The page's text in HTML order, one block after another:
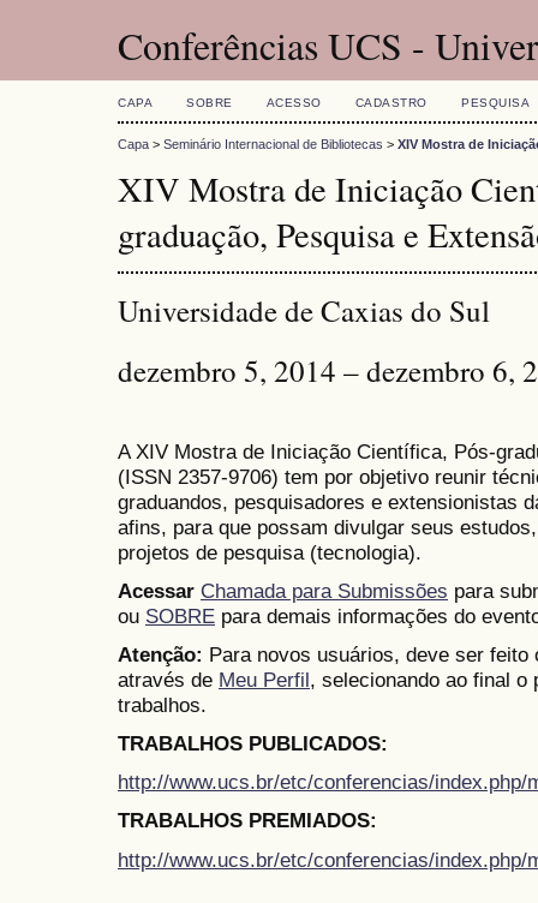
Conferências UCS -
CAPA SOBRE ACESSO CADASTRO PESQUISA
Capa > Seminário Internacional de Bibliotecas > XIV Mostra de
XIV Mostra de Iniciação
graduação, Pesquisa e
Universidade de Caxias do Sul
dezembro 5, 2014 – dezembro 6,
A XIV Mostra de Iniciação Científica, Pós-
(ISSN 2357-9706) tem por objetivo reunir
graduandos, pesquisadores e extensionistas
afins, para que possam divulgar seus
projetos de pesquisa (tecnologia).
Acessar Chamada para Submissões para
ou SOBRE para demais informações do
Atenção: Para novos usuários, deve ser
através de Meu Perfil, selecionando ao final o
trabalhos.
TRABALHOS PUBLICADOS:
http://www.ucs.br/etc/conferencias/
TRABALHOS PREMIADOS:
http://www.ucs.br/etc/conferencias/index.php/